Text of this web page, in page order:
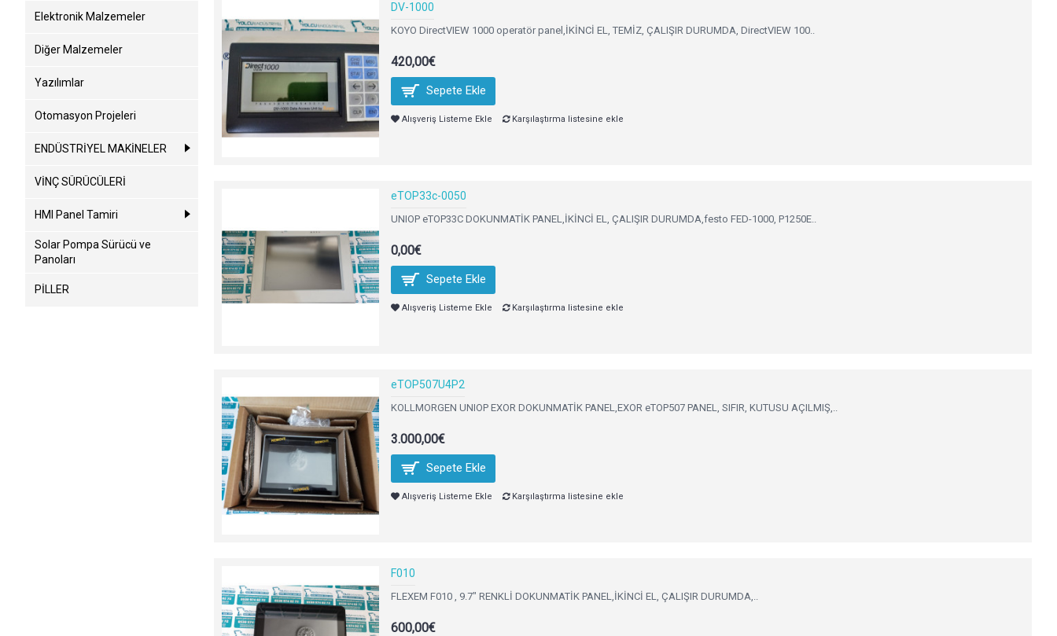
Elektronik Malzemeler
Diğer Malzemeler
Yazılımlar
Otomasyon Projeleri
ENDÜSTRİYEL MAKİNELER
VİNÇ SÜRÜCÜLERİ
HMI Panel Tamiri
Solar Pompa Sürücü ve
Panoları
PİLLER
DV-1000
KOYO DirectVIEW 1000 operatör panel,İKİNCİ EL, TEMİZ, ÇALIŞIR DURUMDA, DirectVIEW 100..
420,00€
Sepete Ekle
Alışveriş Listeme Ekle Karşılaştırma listesine ekle
eTOP33c-0050
UNIOP eTOP33C DOKUNMATİK PANEL,İKİNCİ EL, ÇALIŞIR DURUMDA,festo FED-1000, P1250E..
0,00€
Sepete Ekle
Alışveriş Listeme Ekle Karşılaştırma listesine ekle
eTOP507U4P2
KOLLMORGEN UNIOP EXOR DOKUNMATİK PANEL,EXOR eTOP507 PANEL, SIFIR, KUTUSU AÇILMIŞ,..
3.000,00€
Sepete Ekle
Alışveriş Listeme Ekle Karşılaştırma listesine ekle
F010
FLEXEM F010 , 9.7" RENKLİ DOKUNMATİK PANEL,İKİNCİ EL, ÇALIŞIR DURUMDA,..
600,00€